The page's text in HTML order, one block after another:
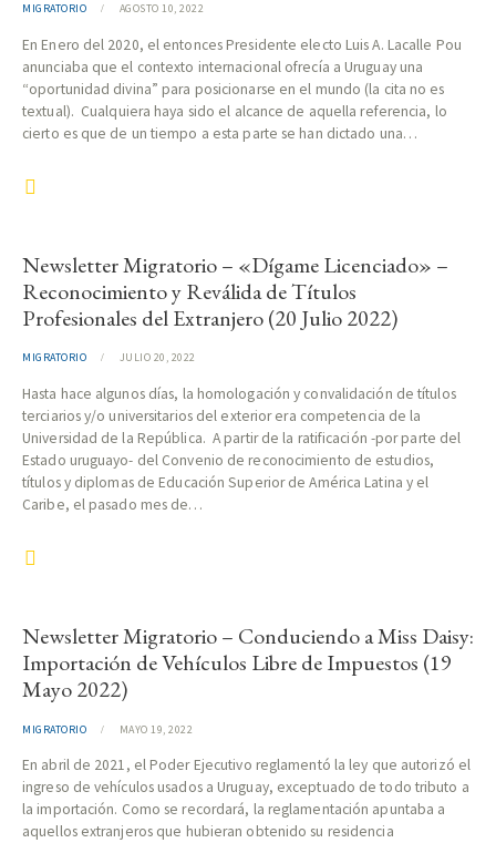
MIGRATORIO AGOSTO 10, 2022
En Enero del 2020, el entonces Presidente electo Luis A. Lacalle Pou
anunciaba que el contexto internacional ofrecía a Uruguay una
“oportunidad divina” para posicionarse en el mundo (la cita no es
textual). Cualquiera haya sido el alcance de aquella referencia, lo
cierto es que de un tiempo a esta parte se han dictado una…
Newsletter Migratorio – «Dígame Licenciado» –
Reconocimiento y Reválida de Títulos
Profesionales del Extranjero (20 Julio 2022)
MIGRATORIO JULIO 20, 2022
Hasta hace algunos días, la homologación y convalidación de títulos
terciarios y/o universitarios del exterior era competencia de la
Universidad de la República. A partir de la ratificación -por parte del
Estado uruguayo- del Convenio de reconocimiento de estudios,
títulos y diplomas de Educación Superior de América Latina y el
Caribe, el pasado mes de…
Newsletter Migratorio – Conduciendo a Miss Daisy:
Importación de Vehículos Libre de Impuestos (19
Mayo 2022)
MIGRATORIO MAYO 19, 2022
En abril de 2021, el Poder Ejecutivo reglamentó la ley que autorizó el
ingreso de vehículos usados a Uruguay, exceptuado de todo tributo a
la importación. Como se recordará, la reglamentación apuntaba a
aquellos extranjeros que hubieran obtenido su residencia